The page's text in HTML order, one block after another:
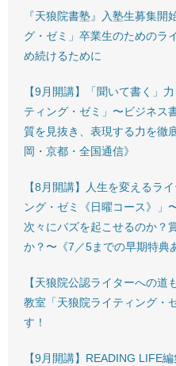
『天狼院書塾』入塾生募集
グ・ゼミ」卒業生のためのラ
め続けるために
【9月開講】「聞いて書く」
ティング・ゼミ」〜ビジネス
質を見抜き、表現する力を徹
岡・京都・全国通信》
【8月開講】人生を変えるラ
ング・ゼミ《日曜コース》」
次々にバズを起こせるのか？
か？〜《7／5までの早期特典
【天狼院公認ライターへの
教室「天狼院ライティング・
す！
【9月開講】READING LIFE